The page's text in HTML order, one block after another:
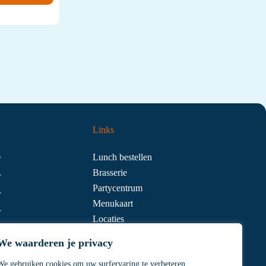
waarderen je privacy
gebruiken cookies om uw surfervaring te verbeteren,
Links
Lunch bestellen
Brasserie
Partycentrum
Menukaart
Locaties